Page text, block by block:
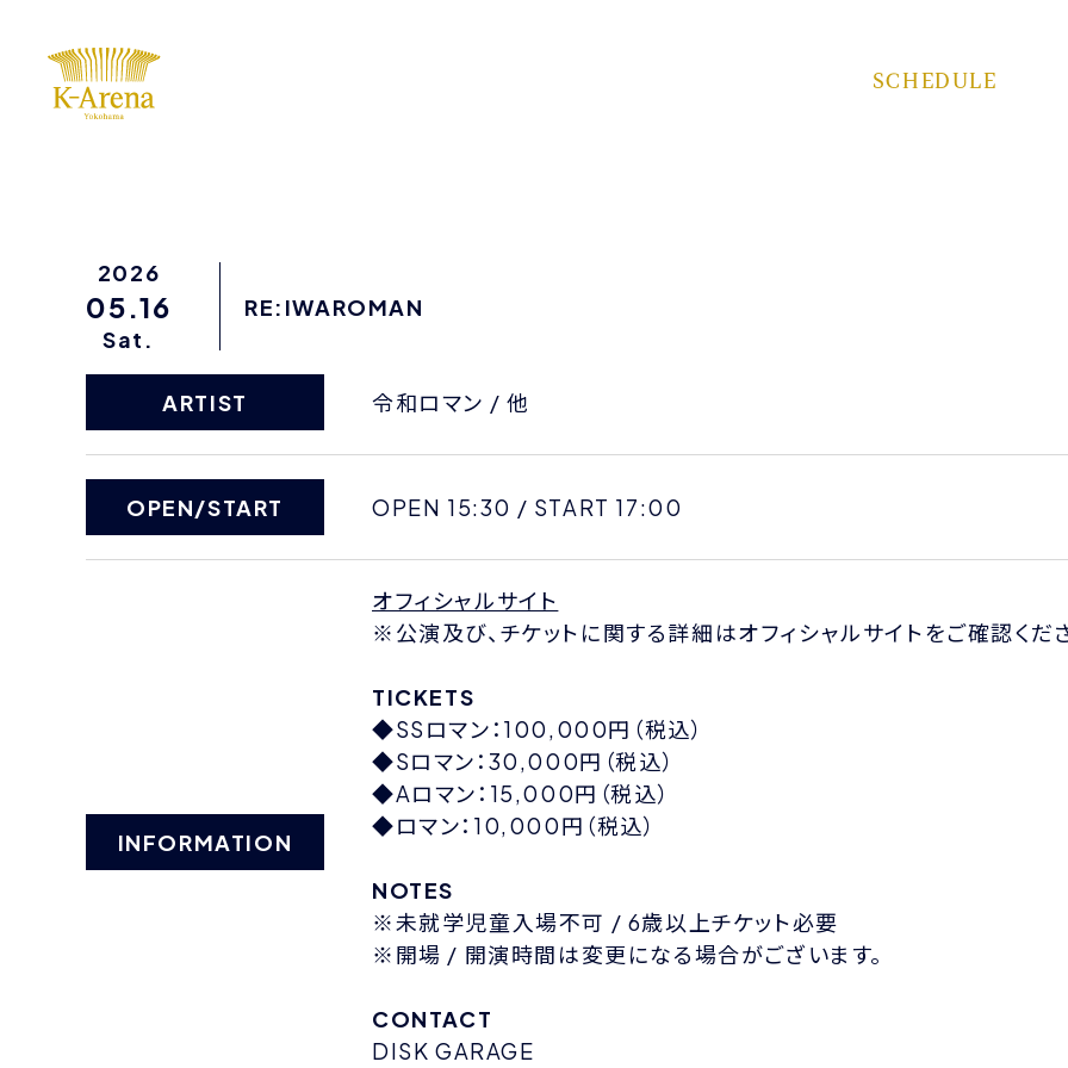
SCHEDULE
2026
05.16
Sat.
RE:IWAROMAN
ARTIST 令和ロマン / 他
OPEN/START OPEN 15:30 / START 17:00
INFORMATION
オフィシャルサイト
※公演及び、チケットに関する詳細はオフィシャルサイトをご確認くだ
TICKETS
◆SSロマン：100,000円（税込）
◆Sロマン：30,000円（税込）
◆Aロマン：15,000円（税込）
◆ロマン：10,000円（税込）
NOTES
※未就学児童入場不可 / 6歳以上チケット必要
※開場 / 開演時間は変更になる場合がございます。
CONTACT
DISK GARAGE